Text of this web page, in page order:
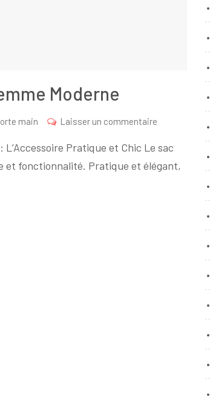
Moderne
main Laisser un commentaire
Sac
Épaule
Indispensable
Pratique et Chic Le sac
et fonctionnalité. Pratique et élégant,